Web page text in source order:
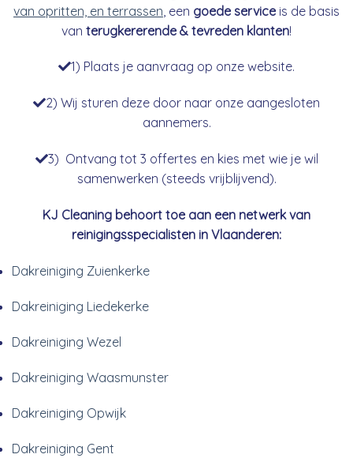
van opritten, en terrassen , een goede serviceis de basis
van terugkererende & tevreden klanten!
1) Plaats je aanvraag op onze website.
2) Wij sturen deze door naar onze aangesloten
aannemers.
3) Ontvang tot 3 offertes en kies met wie je wil
samenwerken (steeds vrijblijvend).
KJ Cleaning behoort toe aan een netwerk van
reinigingsspecialisten in Vlaanderen:
Dakreiniging Zuienkerke
Dakreiniging Liedekerke
Dakreiniging Wezel
Dakreiniging Waasmunster
Dakreiniging Opwijk
Dakreiniging Gent